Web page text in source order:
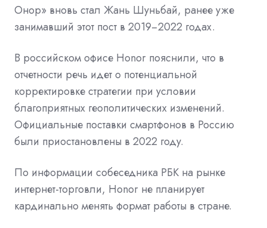
Онор» вновь стал Жань Шуньбай, ранее уже
занимавший этот пост в 2019−2022 годах.
В российском офисе Honor пояснили, что в
отчетности речь идет о потенциальной
корректировке стратегии при условии
благоприятных геополитических изменений.
Официальные поставки смартфонов в Россию
были приостановлены в 2022 году.
По информации собеседника РБК на рынке
интернет-торговли, Honor не планирует
кардинально менять формат работы в стране.